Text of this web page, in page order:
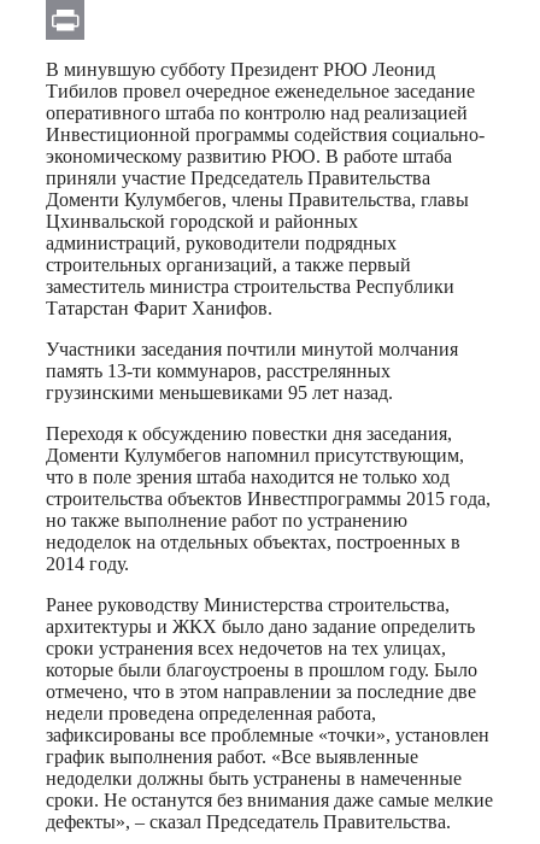
Email
Print
В минувшую субботу Президент РЮО Леонид
Тибилов провел очередное еженедельное заседание
оперативного штаба по контролю над реализацией
Инвестиционной программы содействия социально-
экономическому развитию РЮО. В работе штаба
приняли участие Председатель Правительства
Доменти Кулумбегов, члены Правительства, главы
Цхинвальской городской и районных
администраций, руководители подрядных
строительных организаций, а также первый
заместитель министра строительства Республики
Татарстан Фарит Ханифов.
Участники заседания почтили минутой молчания
память 13-ти коммунаров, расстрелянных
грузинскими меньшевиками 95 лет назад.
Переходя к обсуждению повестки дня заседания,
Доменти Кулумбегов напомнил присутствующим,
что в поле зрения штаба находится не только ход
строительства объектов Инвестпрограммы 2015 года,
но также выполнение работ по устранению
недоделок на отдельных объектах, построенных в
2014 году.
Ранее руководству Министерства строительства,
архитектуры и ЖКХ было дано задание определить
сроки устранения всех недочетов на тех улицах,
которые были благоустроены в прошлом году. Было
отмечено, что в этом направлении за последние две
недели проведена определенная работа,
зафиксированы все проблемные «точки», установлен
график выполнения работ. «Все выявленные
недоделки должны быть устранены в намеченные
сроки. Не останутся без внимания даже самые мелкие
дефекты», – сказал Председатель Правительства.